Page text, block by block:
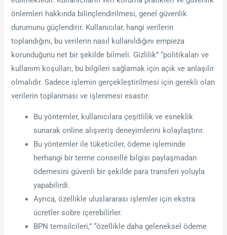
önlemleri hakkında bilinçlendirilmesi, genel güvenlik
durumunu güçlendirir. Kullanıcılar, hangi verilerin
toplandığını, bu verilerin nasıl kullanıldığını empieza
korunduğunu net bir şekilde bilmeli. Gizlilik” “politikaları ve
kullanım koşulları, bu bilgileri sağlamak için açık ve anlaşılır
olmalıdır. Sadece işlemin gerçekleştirilmesi için gerekli olan
verilerin toplanması ve işlenmesi esastır.
Bu yöntemler, kullanıcılara çeşitlilik ve esneklik
sunarak online alışveriş deneyimlerini kolaylaştırır.
Bu yöntemler ile tüketiciler, ödeme işleminde
herhangi bir terme conseillé bilgisi paylaşmadan
ödemesini güvenli bir şekilde para transferi yoluyla
yapabilirdi.
Ayrıca, özellikle uluslararası işlemler için ekstra
ücretler sobre içerebilirler.
BPN temsilcileri,” “özellikle daha geleneksel ödeme